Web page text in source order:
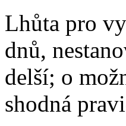
Lhůta pro
dnů,
delší; o
shodná